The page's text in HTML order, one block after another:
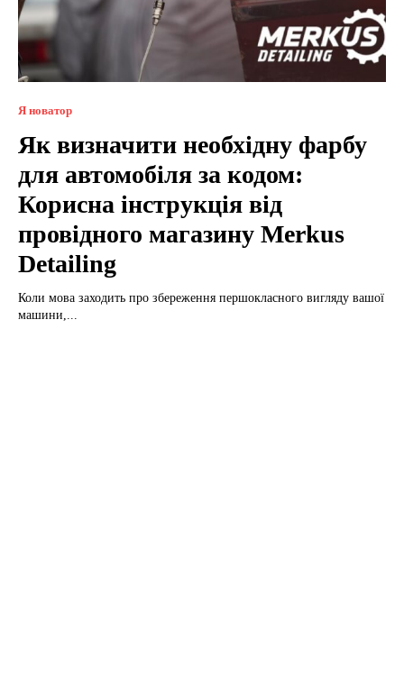
Я новатор
Як визначити необхідну фарбу
для автомобіля за кодом:
Корисна інструкція від
провідного магазину Merkus
Detailing
Коли мова заходить про збереження першокласного вигляду вашої
машини,...